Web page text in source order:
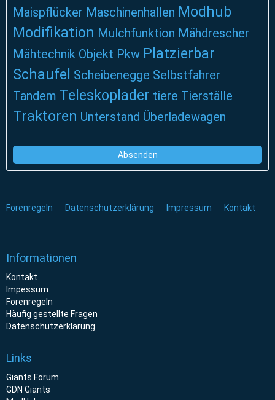
Maispflücker Maschinenhallen Modhub
Modifikation Mulchfunktion Mähdrescher
Mähtechnik Objekt Pkw Platzierbar
Schaufel Scheibenegge Selbstfahrer
Tandem Teleskoplader tiere Tierställe
Traktoren Unterstand Überladewagen
Forenregeln Datenschutzerklärung Impressum Kontakt
Informationen
Kontakt
Impessum
Forenregeln
Häufig gestellte Fragen
Datenschutzerklärung
Links
Giants Forum
GDN Giants